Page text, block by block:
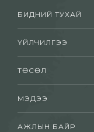
БИДНИЙ ТУХАЙ
ҮЙЛЧИЛГЭЭ
ТӨСӨЛ
МЭДЭЭ
АЖЛЫН БАЙР